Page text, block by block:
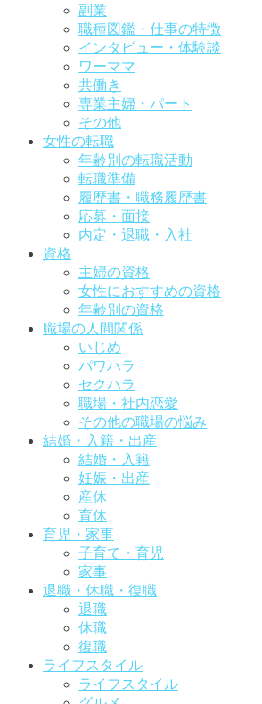
副業
職種図鑑・仕事の特徴
インタビュー・体験談
ワーママ
共働き
専業主婦・パート
その他
女性の転職
年齢別の転職活動
転職準備
履歴書・職務履歴書
応募・面接
内定・退職・入社
資格
主婦の資格
女性におすすめの資格
年齢別の資格
職場の人間関係
いじめ
パワハラ
セクハラ
職場・社内恋愛
その他の職場の悩み
結婚・入籍・出産
結婚・入籍
妊娠・出産
産休
育休
育児・家事
子育て・育児
家事
退職・休職・復職
退職
休職
復職
ライフスタイル
ライフスタイル